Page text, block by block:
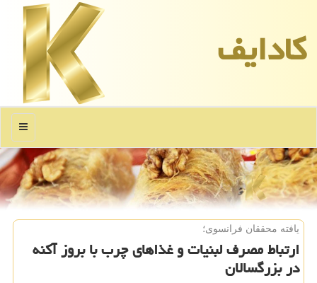
كادایف
منو
یافته محققان فرانسوی؛
ارتباط مصرف لبنیات و غذاهای چرب با بروز آكنه
در بزرگسالان